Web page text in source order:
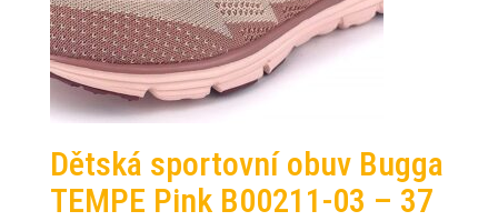
Dětská sportovní obuv Bugga
TEMPE Pink B00211-03 – 37